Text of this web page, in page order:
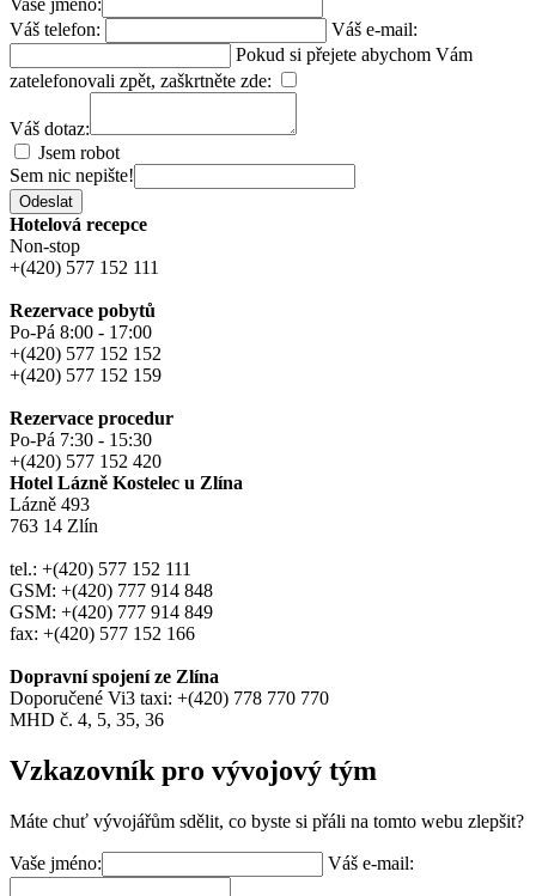
Vaše jméno:
Váš telefon:
Váš e-mail:
Pokud si přejete abychom Vám
zatelefonovali zpět, zaškrtněte zde:
Váš dotaz:
Jsem robot
Sem nic nepište!
Odeslat
Hotelová recepce
Non-stop
+(420) 577 152 111
Rezervace pobytů
Po-Pá 8:00 - 17:00
+(420) 577 152 152
+(420) 577 152 159
Rezervace procedur
Po-Pá 7:30 - 15:30
+(420) 577 152 420
Hotel Lázně Kostelec u Zlína
Lázně 493
763 14 Zlín
tel.: +(420) 577 152 111
GSM: +(420) 777 914 848
GSM: +(420) 777 914 849
fax: +(420) 577 152 166
Dopravní spojení ze Zlína
Doporučené Vi3 taxi: +(420) 778 770 770
MHD č. 4, 5, 35, 36
Vzkazovník pro vývojový tým
Máte chuť vývojářům sdělit, co byste si přáli na tomto webu zlepšit?
Vaše jméno: Váš e-mail: